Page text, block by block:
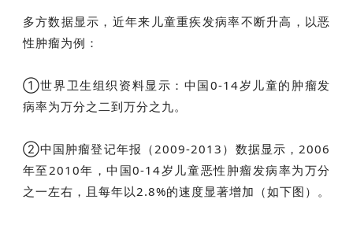
多方数据显示，近年来儿童重疾发病率不断升高，以恶
性肿瘤为例：
①世界卫生组织资料显示：中国0-14岁儿童的肿瘤发
病率为万分之二到万分之九。
②中国肿瘤登记年报（2009-2013）数据显示，2006
年至2010年，中国0-14岁儿童恶性肿瘤发病率为万分
之一左右，且每年以2.8%的速度显著增加（如下图）。